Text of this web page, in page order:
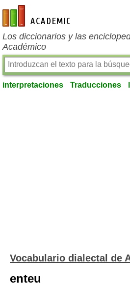
es-academic.com
Los diccionarios y las
Académico
interpretaciones Traducciones
Vocabulario dialectal de
enteu